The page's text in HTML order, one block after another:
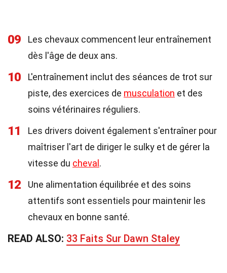
09
Les chevaux commencent leur entraînement
dès l'âge de deux ans.
10
L'entraînement inclut des séances de trot sur
piste, des exercices de musculation et des
soins vétérinaires réguliers.
11
Les drivers doivent également s'entraîner pour
maîtriser l'art de diriger le sulky et de gérer la
vitesse du cheval .
12
Une alimentation équilibrée et des soins
attentifs sont essentiels pour maintenir les
chevaux en bonne santé.
READ ALSO: 33 Faits Sur Dawn Staley